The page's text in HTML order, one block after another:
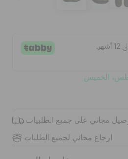
ارجاع مجاني لجميع الطلبات